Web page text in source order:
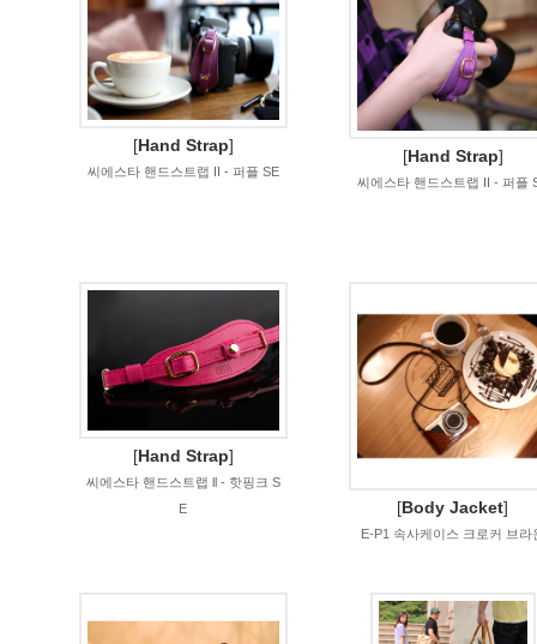
[Hand Strap]
씨에스타 핸드스트랩 II - 퍼플 SE
[Hand Strap]
씨에스타 핸드스트랩 II - 퍼플
[Hand Strap]
씨에스타 핸드스트랩 ll - 핫핑크 S
E
[Body Jacket]
E-P1 속사케이스 크로커 브라